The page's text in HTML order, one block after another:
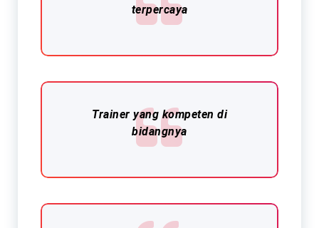
terpercaya
Trainer yang kompeten di
bidangnya